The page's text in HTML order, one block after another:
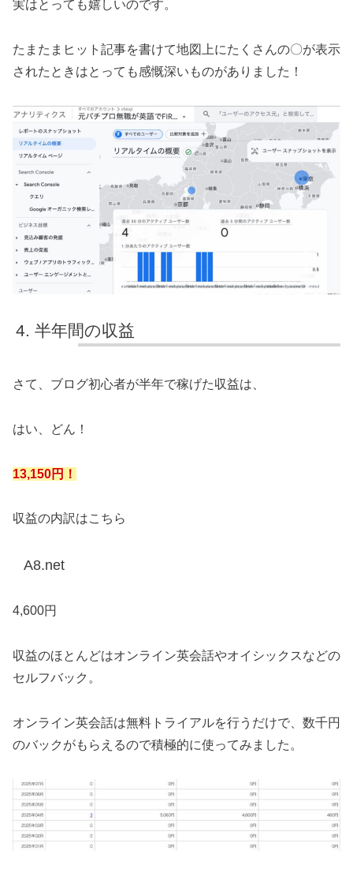
実はとっても嬉しいのです。
たまたまヒット記事を書けて地図上にたくさんの〇が表示
されたときはとっても感慨深いものがありました！
半年間の収益
さて、ブログ初心者が半年で稼げた収益は、
はい、どん！
13,150円！
収益の内訳はこちら
A8.net
4,600円
収益のほとんどはオンライン英会話やオイシックスなどの
セルフバック。
オンライン英会話は無料トライアルを行うだけで、数千円
のバックがもらえるので積極的に使ってみました。